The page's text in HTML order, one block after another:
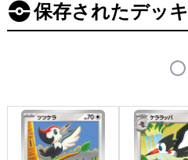
保存されたデッキ